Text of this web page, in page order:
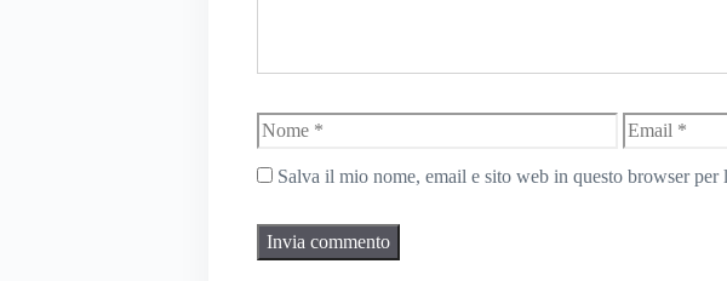
Nome Email
Salva il mio nome, email e sito web in questo browser per